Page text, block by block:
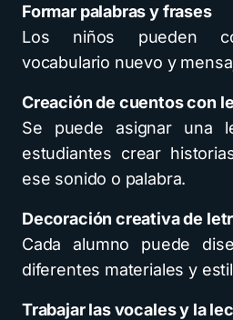
Formar palabras y frases
Los niños pueden
vocabulario nuevo y
Creación de cuentos con
Se puede asignar una
estudiantes crear
ese sonido o palabra.
Decoración creativa de
Cada alumno puede
diferentes materiales y
Trabajar las vocales y la